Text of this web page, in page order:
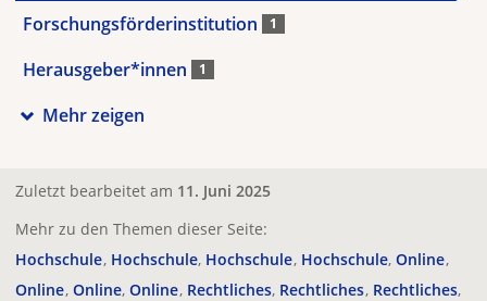
Forschungsförderinstitution 1
Herausgeber*innen 1
Mehr zeigen
Zuletzt bearbeitet am 11. Juni 2025
Mehr zu den Themen dieser Seite:
Hochschule Hochschule Hochschule Hochschule Online
Online Online Online Rechtliches Rechtliches Rechtliches